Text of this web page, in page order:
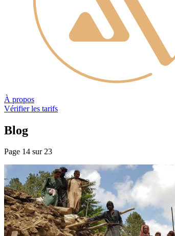
À propos
Vérifier les tarifs
Blog
Page 14 sur 23